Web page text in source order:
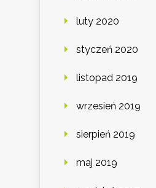
luty 2020
styczeń 2020
listopad 2019
wrzesień 2019
sierpień 2019
maj 2019